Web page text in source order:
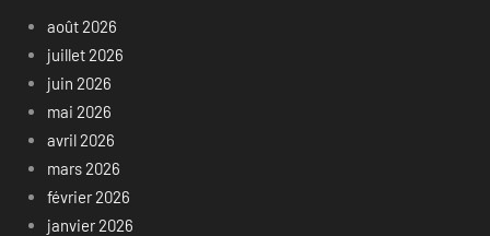
août 2026
juillet 2026
juin 2026
mai 2026
avril 2026
mars 2026
février 2026
janvier 2026